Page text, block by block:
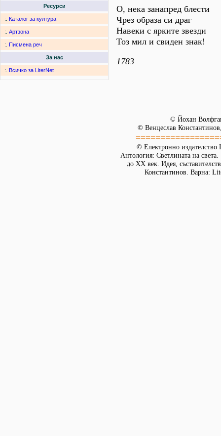
Ресурси
:. Каталог за култура
:. Артзона
:. Писмена реч
За нас
:. Всичко за LiterNet
О, нека занапред блести
Чрез образа си драг
Навеки с ярките звезди
Тоз мил и свиден знак!
1783
© Йохан
© Венцеслав
© Електронно издателство
Антология: Светлината на
до XX век. Идея,
Константинов. Варна: